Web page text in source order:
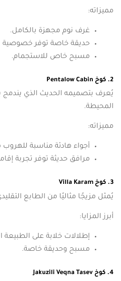
مميزاته:
غرف نوم مجهزة بالكامل.
حديقة خاصة توفر خصوصية
مسبح خاص للاستجمام.
2. كوخ Pentalow Cabin
يُعرف بتصميمه الحديث الذي يندمج
المحيطة.
مميزاته:
أجواء هادئة مناسبة
مرافق حديثة توفر تجربة
3. كوخ Villa Karam
يُمثل مزيجًا مثاليًا من الطابع
أبرز المزايا:
إطلالات خلابة على الطبيعة
مسبح وحديقة خاصة.
4. كوخ Jakuzili Veqna Tasev